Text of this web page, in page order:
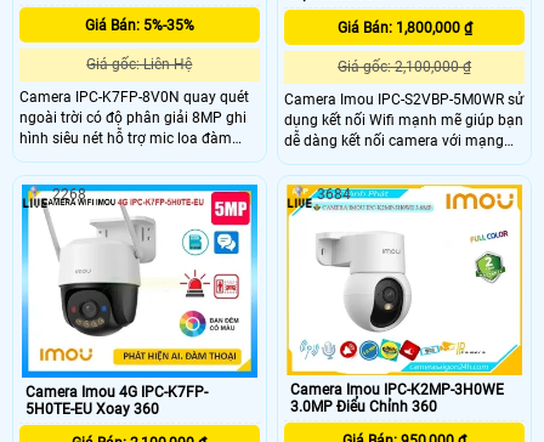
Giá Bán: 5%-35%
Giá gốc: Liên Hệ
Camera IPC-K7FP-8V0N quay quét
ngoài trời có độ phân giải 8MP ghi
hình siêu nét hỗ trợ mic loa đàm
thoại cực rỏ. Khay thẻ nhớ lên đến
512GB lưu trữ lâu dài với chuẩn nén
video H.265. Hỗ trợ tính năng AI
phát hiện chuyển động, phân biệt
người xe, thiết lập hàng rào xâm
nhập giám sát an ninh hiệu quả
Giá Bán: 1,800,000 ₫
Giá gốc: 2,100,000 ₫
Camera Imou IPC-S2VBP-5M0WR sử
dụng kết nối Wifi mạnh mẽ giúp bạn
dễ dàng kết nối camera với mạng
Internet mà không cần phải kéo dây
cáp phức tạp, Việc tích hợp video
trên màn hình 2. 4 inch và quản lý
điện thoại thông minh giúp bạn
kiểm soát và theo dõi từ xa một
cách dễ dàng và thuận tiện.
Camera Imou 4G IPC-K7FP-
5H0TE-EU Xoay 360
2268
Camera Imou IPC-K2MP-3H0WE
3.0MP Điểu Chỉnh 360
3684